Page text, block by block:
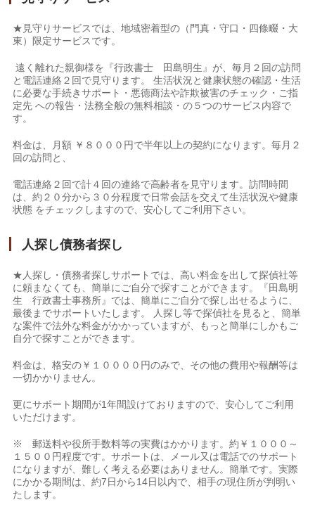
★見守りサービスでは、地域密着型の（門真・守口・四條畷・大
東）限定サービスです。
遠く離れた親御様を『行政書士 田島明生』が、毎月２回の訪問
と電話連絡２回で見守ります。 生活状況と健康状態の確認・生活
に必要な手続きサポート・悪徳商法や詐欺被害のチェック・ご指
定先 への報告・法務全般の無料相談・の５つのサービス内容で
す。
料金は、月額 ￥８０００円で半年以上の契約になります。毎月２
回の訪問と、
電話連絡２回で計４回の連絡で高齢者を見守ります。訪問時間
は、約２０分から３０分程度で日常会話を交えて生活状況や健康
状態 をチェックしますので、安心してご利用下さい。
人探し債務者探し
★人探し・債務者探しサポートでは、高い料金を出して探偵社等
に頼まなくても、簡単にご自分で探すことができます。『田島明
生 行政書士事務所』では、簡単にご自分で探し出せるように、
最後までサポートいたします。 人探し等で探偵社を見ると、簡単
な案件で法外な料金がかかっていますが、もっと簡単にしかもご
自分で探すことができます。
料金は、格安の￥１００００円のみで、その他の費用や報酬等は
一切かかりません。
更にサポート期間が1年間設けておりますので、安心してご利用
いただけます。
※ 郵送料や役所手数料等の実費はかかります。約￥１０００～
１５００円程度です。サポートは、メール又は電話でのサポート
になりますが、難しく考える必要はありません。簡単です。実際
にかかる期間は、約7日から14日以内で、相手の現住所が判明い
たします。